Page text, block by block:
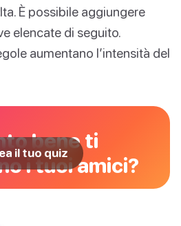
È possibile aggiungere
elencate di seguito.
aumentano l’intensità del
bene ti
i tuoi amici?
il tuo quiz